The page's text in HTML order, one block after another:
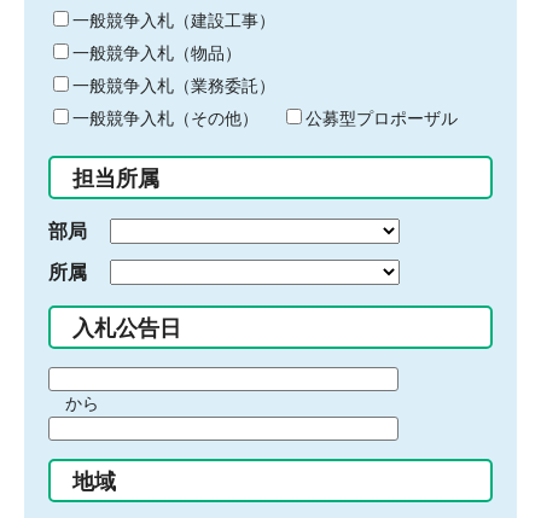
キ
ー
ワ
ー
ド
入
力
一般競争入札（建設工事）
一般競争入札（物品）
一般競争入札（業務委託）
一般競争入札（その他）
公募型プロポーザル
担当所属
部局
所属
入札公告日
間
始
り
から
間
終
地域